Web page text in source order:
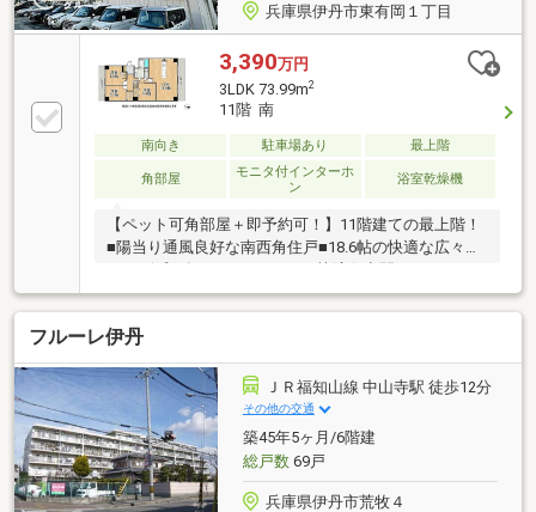
兵庫県伊丹市東有岡１丁目
3,390万円
3LDK 73.99m2
11階 南
南向き 駐車場あり 最上階
角部屋
モニタ付インターホ
ン
浴室乾燥機
【ペット可角部屋＋即予約可！】11階建ての最上階！
■陽当り通風良好な南西角住戸■18.6帖の快適な広々
LDK■令和8年7月リフォームの快適住空間
フルーレ伊丹
ＪＲ福知山線 中山寺駅 徒歩12分
その他の交通
築45年5ヶ月/6階建
総戸数69戸
兵庫県伊丹市荒牧４